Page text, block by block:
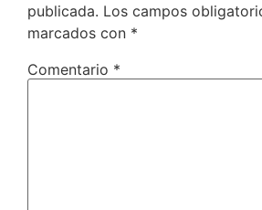
publicada. Los campos
marcados con *
Comentario *